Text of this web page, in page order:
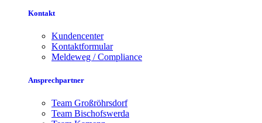
Kontakt
Kundencenter
Kontaktformular
Meldeweg / Compliance
Ansprechpartner
Team Großröhrsdorf
Team Bischofswerda